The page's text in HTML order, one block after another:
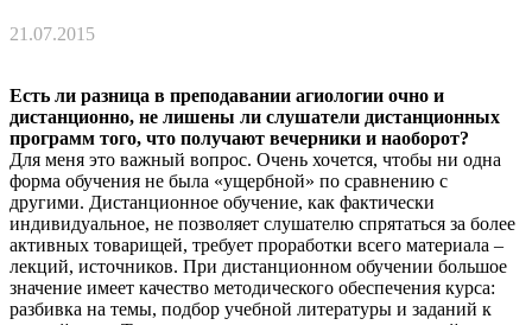
21.07.2015
Есть ли разница в преподавании агиологии очно и
дистанционно, не лишены ли слушатели дистанционных
программ того, что получают вечерники и наоборот?
Для меня это важный вопрос. Очень хочется, чтобы ни одна
форма обучения не была «ущербной» по сравнению с
другими. Дистанционное обучение, как фактически
индивидуальное, не позволяет слушателю спрятаться за более
активных товарищей, требует проработки всего материала –
лекций, источников. При дистанционном обучении большое
значение имеет качество методического обеспечения курса:
разбивка на темы, подбор учебной литературы и заданий к